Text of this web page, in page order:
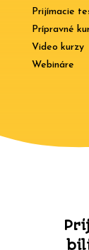
Prijímacie
Prípravné
Video kurzy
Webináre